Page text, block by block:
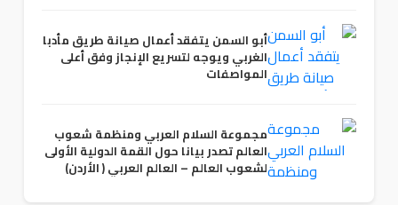
أبو السمن يتفقد أعمال صيانة طريق مأدبا
الغربي ويوجه لتسريع الإنجاز وفق أعلى
المواصفات
مجموعة السلام العربي ومنظمة شعوب
العالم تصدر بيانا حول القمة الدولية الأولى
لشعوب العالم – العالم العربي ( الأردن)